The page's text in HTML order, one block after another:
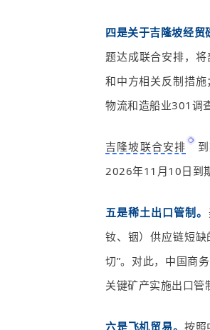
四是关于吉隆坡经贸
题达成联合安排，
和中方相关反制措施
物流和造船业301 调
吉隆坡联合安排
2026年11 月10日到
五是稀土出口管制。
钕、铟）供应链短
切”。对此，中国商
关键矿产实施出口管
六是飞机贸易。 按照